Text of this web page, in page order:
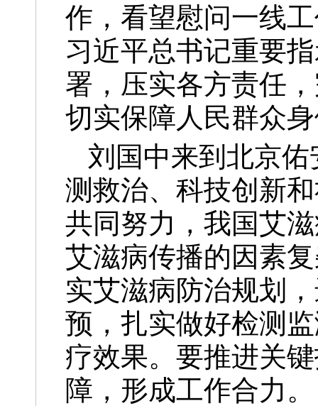
作，看望慰问一线
习近平总书记重要
署，压实各方责任
切实保障人民群众
刘国中来到北京
测救治、科技创新
共同努力，我国艾
艾滋病传播的因素
实艾滋病防治规划
预，扎实做好检测
疗效果。要推进关
障，形成工作合力。